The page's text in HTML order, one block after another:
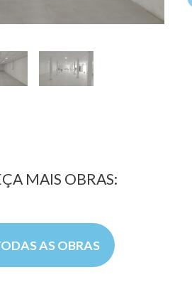
MAIS OBRAS:
AS OBRAS